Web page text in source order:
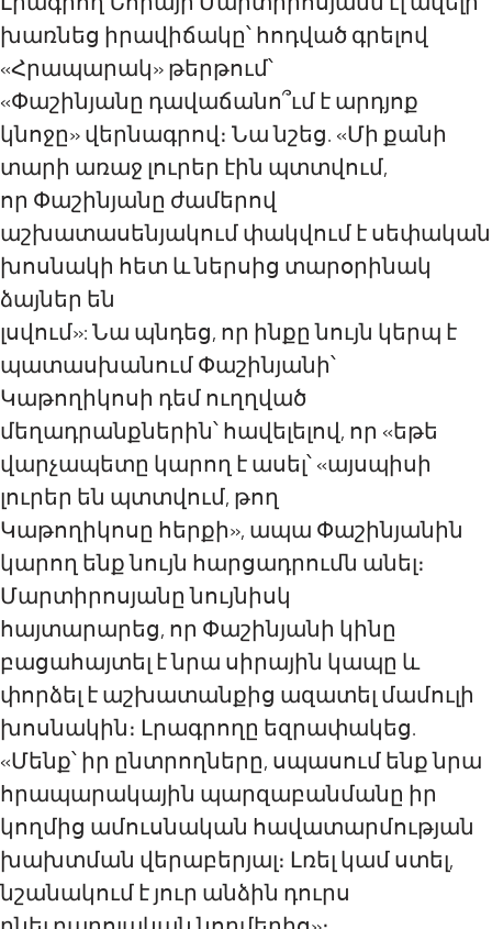
խառնեց իրավիճակը՝ հոդված գրելով
«Հրապարակ» թերթում՝
«Փաշինյանը դավաճանո՞ւմ է արդյոք
կնոջը» վերնագրով։ Նա նշեց. «Մի քանի
տարի առաջ լուրեր էին պտտվում,
որ Փաշինյանը ժամերով
աշխատասենյակում փակվում է սեփական
խոսնակի հետ և ներսից տարօրինակ
ձայներ են
լսվում»: Նա պնդեց, որ ինքը նույն կերպ է
պատասխանում Փաշինյանի՝
Կաթողիկոսի դեմ ուղղված
մեղադրանքներին՝ հավելելով, որ «եթե
վարչապետը կարող է ասել՝ «այսպիսի
լուրեր են պտտվում, թող
Կաթողիկոսը հերքի», ապա Փաշինյանին
կարող ենք նույն հարցադրումն անել։
Մարտիրոսյանը նույնիսկ
հայտարարեց, որ Փաշինյանի կինը
բացահայտել է նրա սիրային կապը և
փորձել է աշխատանքից ազատել մամուլի
խոսնակին։ Լրագրողը եզրափակեց.
«Մենք՝ իր ընտրողները, սպասում ենք նրա
հրապարակային պարզաբանմանը իր
կողմից ամուսնական հավատարմության
խախտման վերաբերյալ։ Լռել կամ ստել,
նշանակում է յուր անձին դուրս